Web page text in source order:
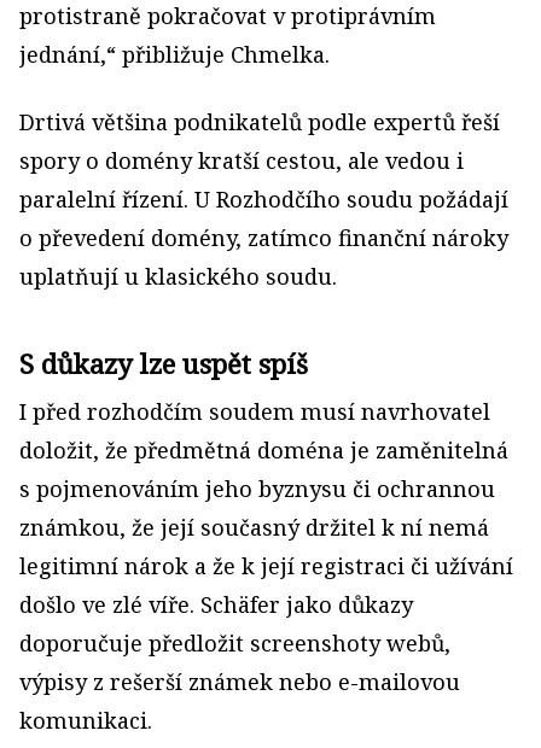
protistraně pokračovat v protiprávním
jednání,“ přibližuje Chmelka.
Drtivá většina podnikatelů podle expertů řeší
spory o domény kratší cestou, ale vedou i
paralelní řízení. U Rozhodčího soudu požádají
o převedení domény, zatímco finanční nároky
uplatňují u klasického soudu.
S důkazy lze uspět spíš
I před rozhodčím soudem musí navrhovatel
doložit, že předmětná doména je zaměnitelná
s pojmenováním jeho byznysu či ochrannou
známkou, že její současný držitel k ní nemá
legitimní nárok a že k její registraci či užívání
došlo ve zlé víře. Schäfer jako důkazy
doporučuje předložit screenshoty webů,
výpisy z rešerší známek nebo e-mailovou
komunikaci.